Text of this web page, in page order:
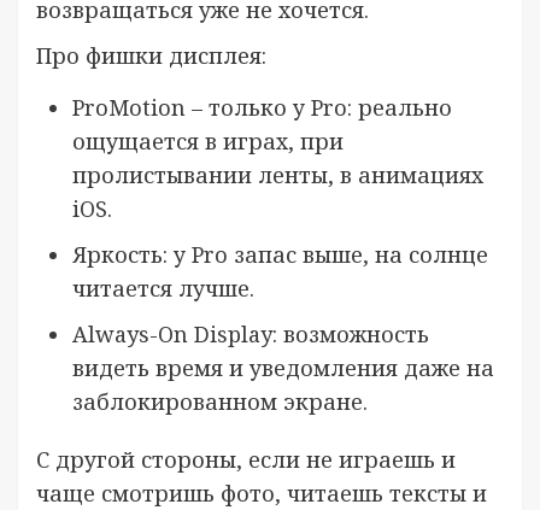
возвращаться уже не хочется.
Про фишки дисплея:
ProMotion – только у Pro: реально
ощущается в играх, при
пролистывании ленты, в анимациях
iOS.
Яркость: у Pro запас выше, на солнце
читается лучше.
Always-On Display: возможность
видеть время и уведомления даже на
заблокированном экране.
С другой стороны, если не играешь и
чаще смотришь фото, читаешь тексты и